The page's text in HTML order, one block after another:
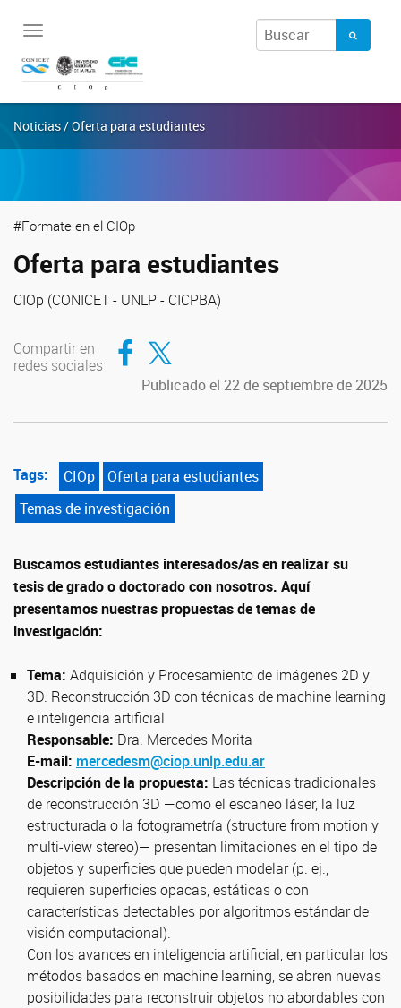
Toggle
navigation
Noticias / Oferta para estudiantes
#Formate en el CIOp
Oferta para estudiantes
CIOp (CONICET - UNLP - CICPBA)
Compartir en
redes sociales
Compartir en Facebook
Compartir en Twitter
Publicado el 22 de septiembre de 2025
Tags: CIOp
Oferta para estudiantes
Temas de investigación
Buscamos estudiantes interesados/as en realizar su
tesis de grado o doctorado con nosotros. Aquí
presentamos nuestras propuestas de temas de
investigación:
Tema: Adquisición y Procesamiento de imágenes 2D y
3D. Reconstrucción 3D con técnicas de machine learning
e inteligencia artificial
Responsable: Dra. Mercedes Morita
E-mail: mercedesm@ciop.unlp.edu.ar
Descripción de la propuesta: Las técnicas tradicionales
de reconstrucción 3D —como el escaneo láser, la luz
estructurada o la fotogrametría (structure from motion y
multi-view stereo)— presentan limitaciones en el tipo de
objetos y superficies que pueden modelar (p. ej.,
requieren superficies opacas, estáticas o con
características detectables por algoritmos estándar de
visión computacional).
Con los avances en inteligencia artificial, en particular los
métodos basados en machine learning, se abren nuevas
posibilidades para reconstruir objetos no abordables con